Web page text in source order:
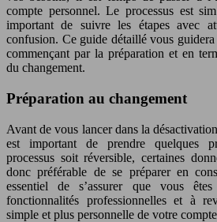
compte personnel. Le processus est
important de suivre les étapes avec
confusion. Ce guide détaillé vous guidera
commençant par la préparation et en
du changement.
Préparation au changement
Avant de vous lancer dans la
est important de prendre quelques
processus soit réversible, certaines
donc préférable de se préparer en
essentiel de s’assurer que vous
fonctionnalités professionnelles et à
simple et plus personnelle de votre